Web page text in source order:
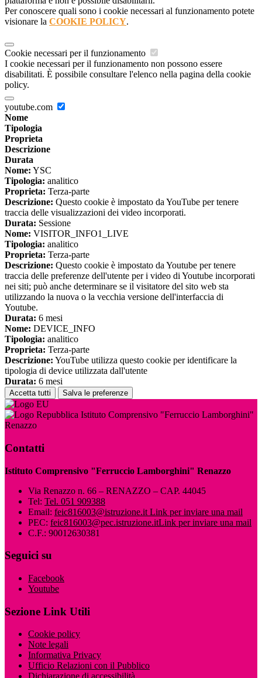
Per conoscere quali sono i cookie necessari al funzionamento potete
visionare la COOKIE POLICY.
Cookie necessari per il funzionamento
I cookie necessari per il funzionamento non possono essere
disabilitati. È possibile consultare l'elenco nella pagina della cookie
policy.
youtube.com
Nome
Tipologia
Proprieta
Descrizione
Durata
Nome: YSC
Tipologia: analitico
Proprieta: Terza-parte
Descrizione: Questo cookie è impostato da YouTube per tenere
traccia delle visualizzazioni dei video incorporati.
Durata: Sessione
Nome: VISITOR_INFO1_LIVE
Tipologia: analitico
Proprieta: Terza-parte
Descrizione: Questo cookie è impostato da Youtube per tenere
traccia delle preferenze dell'utente per i video di Youtube incorporati
nei siti; può anche determinare se il visitatore del sito web sta
utilizzando la nuova o la vecchia versione dell'interfaccia di
Youtube.
Durata: 6 mesi
Nome: DEVICE_INFO
Tipologia: analitico
Proprieta: Terza-parte
Descrizione: YouTube utilizza questo cookie per identificare la
tipologia di device utilizzata dall'utente
Durata: 6 mesi
Accetta tutti Salva le preferenze
Istituto Comprensivo "Ferruccio Lamborghini"
Renazzo
Contatti
Istituto Comprensivo "Ferruccio Lamborghini" Renazzo
Via Renazzo n. 66 – RENAZZO – CAP. 44045
Tel: Tel. 051 909388
Email: feic816003@istruzione.it Link per inviare una mail
PEC: feic816003@pec.istruzione.itLink per inviare una mail
C.F.: 90012630381
Seguici su
Facebook
Youtube
Sezione Link Utili
Cookie policy
Note legali
Informativa Privacy
Ufficio Relazioni con il Pubblico